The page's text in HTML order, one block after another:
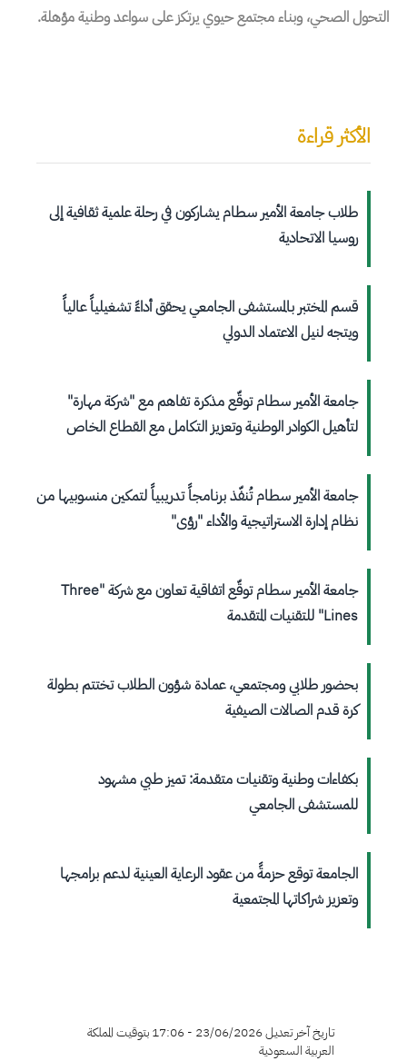
التحول الصحي، وبناء مجتمع حيوي يرتكز على سواعد وطنية مؤهلة.
الأكثر قراءة
طلاب جامعة الأمير سطام يشاركون في رحلة علمية ثقافية إلى
روسيا الاتحادية
قسم المختبر بالمستشفى الجامعي يحقق أداءً تشغيلياً عالياً
ويتجه لنيل الاعتماد الدولي
جامعة الأمير سطام توقّع مذكرة تفاهم مع "شركة مهارة"
لتأهيل الكوادر الوطنية وتعزيز التكامل مع القطاع الخاص
جامعة الأمير سطام تُنفّذ برنامجاً تدريبياً لتمكين منسوبيها من
نظام إدارة الاستراتيجية والأداء "رؤى"
جامعة الأمير سطام توقّع اتفاقية تعاون مع شركة "Three
Lines" للتقنيات المتقدمة
بحضور طلابي ومجتمعي، عمادة شؤون الطلاب تختتم بطولة
كرة قدم الصالات الصيفية
بكفاءات وطنية وتقنيات متقدمة: تميز طبي مشهود
للمستشفى الجامعي
الجامعة توقع حزمةً من عقود الرعاية العينية لدعم برامجها
وتعزيز شراكاتها المجتمعية
تاريخ آخر تعديل 23/06/2026 - 17:06 بتوقيت المملكة
العربية السعودية